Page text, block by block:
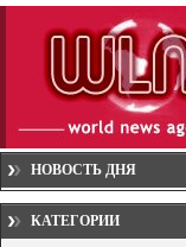
НОВОСТЬ ДНЯ
КАТЕГОРИИ